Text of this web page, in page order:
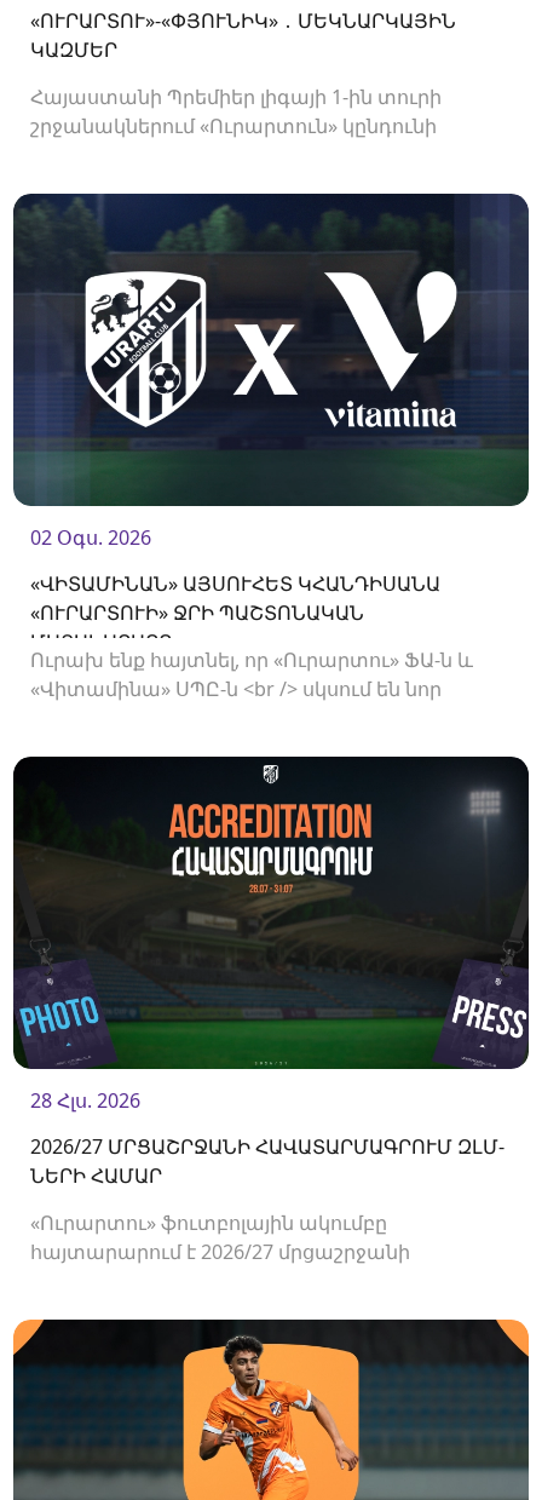
«ՈՒՐԱՐՏՈՒ»-«ՓՅՈՒՆԻԿ» ․ ՄԵԿՆԱՐԿԱՅԻՆ
ԿԱԶՄԵՐ
Հայաստանի Պրեմիեր լիգայի 1-ին տուրի
շրջանակներում «Ուրարտուն» կընդունի
02 Օգս. 2026
«ՎԻՏԱՄԻՆԱՆ» ԱՅՍՈՒՀԵՏ ԿՀԱՆԴԻՍԱՆԱ
«ՈՒՐԱՐՏՈՒԻ» ՋՐԻ ՊԱՇՏՈՆԱԿԱՆ
ՄԱՏԱԿԱՐԱՐԸ
Ուրախ ենք հայտնել, որ «Ուրարտու» ՖԱ-ն և
«Վիտամինա» ՍՊԸ-ն <br /> սկսում են նոր
28 Հլս. 2026
2026/27 ՄՐՑԱՇՐՋԱՆԻ ՀԱՎԱՏԱՐՄԱԳՐՈՒՄ ԶԼՄ-
ՆԵՐԻ ՀԱՄԱՐ
«Ուրարտու» ֆուտբոլային ակումբը
հայտարարում է 2026/27 մրցաշրջանի
մեկնարկի մասին։